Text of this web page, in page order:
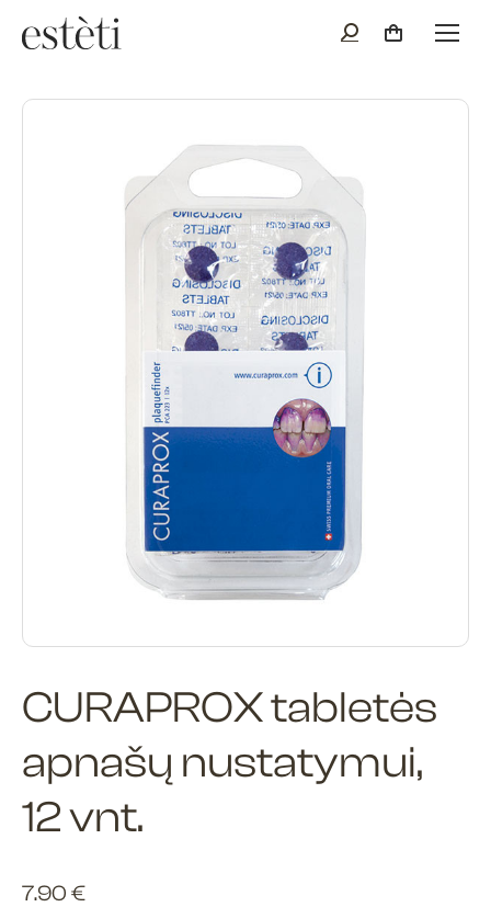
CURAPROX tabletės
apnašų nustatymui,
12 vnt.
7.90 €